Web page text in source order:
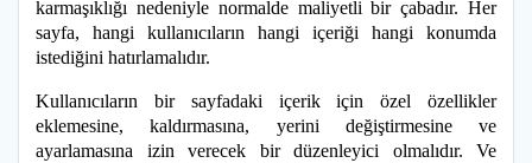
karmaşıklığı nedeniyle normalde maliyetli bir çabadır. Her
sayfa, hangi kullanıcıların hangi içeriği hangi konumda
istediğini hatırlamalıdır.
Kullanıcıların bir sayfadaki içerik için özel özellikler
eklemesine, kaldırmasına, yerini değiştirmesine ve
ayarlamasına izin verecek bir düzenleyici olmalıdır. Ve